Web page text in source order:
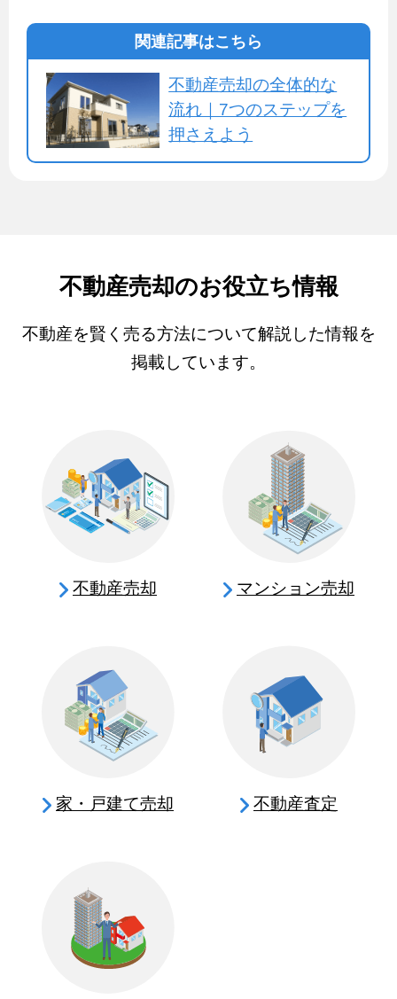
関連記事はこちら
不動産売却の全体的な
流れ｜7つのステップを
押さえよう
不動産売却のお役立ち情報
不動産を賢く売る方法について解説した情報を
掲載しています。
不動産売却 マンション売却
家・戸建て売却 不動産査定